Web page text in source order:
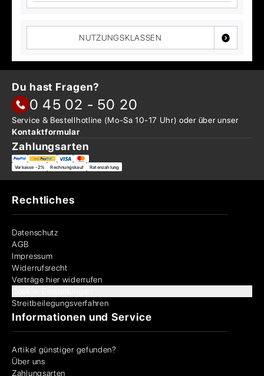
NUTZUNGSKLASSEN
Du hast Fragen?
0 45 02 - 50 20
Service & Bestellhotline (Mo-Sa 10-17 Uhr) oder überunser
Kontaktformular
Zahlungsarten
Vorkasse -2% Rechnungskauf Ratenzahlung
Rechtliches
Datenschutz
AGB
Impressum
Widerrufsrecht
Verträge hier widerrufen
Streitbeilegungsverfahren
Informationen und Service
Artikel günstiger gefunden?
Über uns
Zahlungsarten